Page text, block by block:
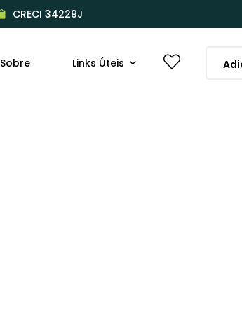
CRECI 34229J
Sobre Links Úteis